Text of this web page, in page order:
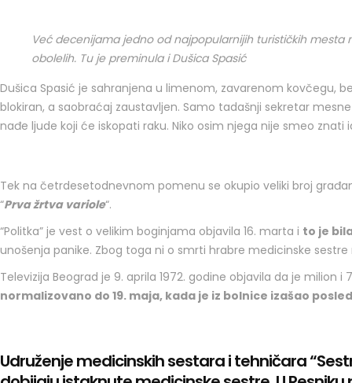
Već decenijama jedno od najpopularnijih turističkih mesta
obolelih. Tu je preminula i Dušica Spasić
Dušica Spasić je sahranjena u limenom, zavarenom kovčegu,
blokiran, a saobraćaj zaustavljen. Samo tadašnji sekretar
nađe ljude koji će iskopati raku. Niko osim njega nije smeo
Tek na četrdesetodnevnom pomenu se okupio veliki broj
“Prva žrtva variole“.
“Politka” je vest o velikim boginjama objavila 16. marta i to je
unošenja panike. Zbog toga ni o smrti hrabre medicinske
Televizija Beograd je 9. aprila 1972. godine objavila da je
normalizovano do 19. maja, kada je iz bolnice izašao
Udruženje medicinskih sestara i tehničara